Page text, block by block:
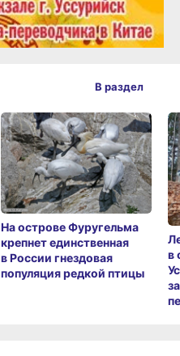
На острове Фуругельма
крепнет единственная
в России гнездовая
популяция редкой птицы
в
В раздел